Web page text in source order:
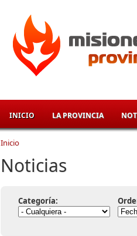
INICIO LA PROVINCIA
Se encuentra usted aquí
Inicio
Noticias
Categoría: